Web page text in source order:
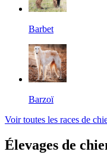
Barbet
Barzoï
Voir toutes les races de
Élevages de